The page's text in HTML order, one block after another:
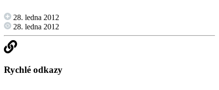
28. ledna 2012
28. ledna 2012
Rychlé odkazy